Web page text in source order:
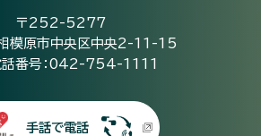
〒252-5277
模原市中央区中央2-11-15
話番号：042-754-1111
手話で電話